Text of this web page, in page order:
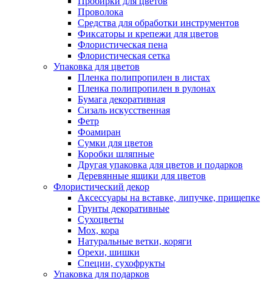
Проволока
Средства для обработки инструментов
Фиксаторы и крепежи для цветов
Флористическая пена
Флористическая сетка
Упаковка для цветов
Пленка полипропилен в листах
Пленка полипропилен в рулонах
Бумага декоративная
Сизаль искусственная
Фетр
Фоамиран
Сумки для цветов
Коробки шляпные
Другая упаковка для цветов и подарков
Деревянные ящики для цветов
Флористический декор
Аксессуары на вставке, липучке, прищепке
Грунты декоративные
Сухоцветы
Мох, кора
Натуральные ветки, коряги
Орехи, шишки
Специи, сухофрукты
Упаковка для подарков